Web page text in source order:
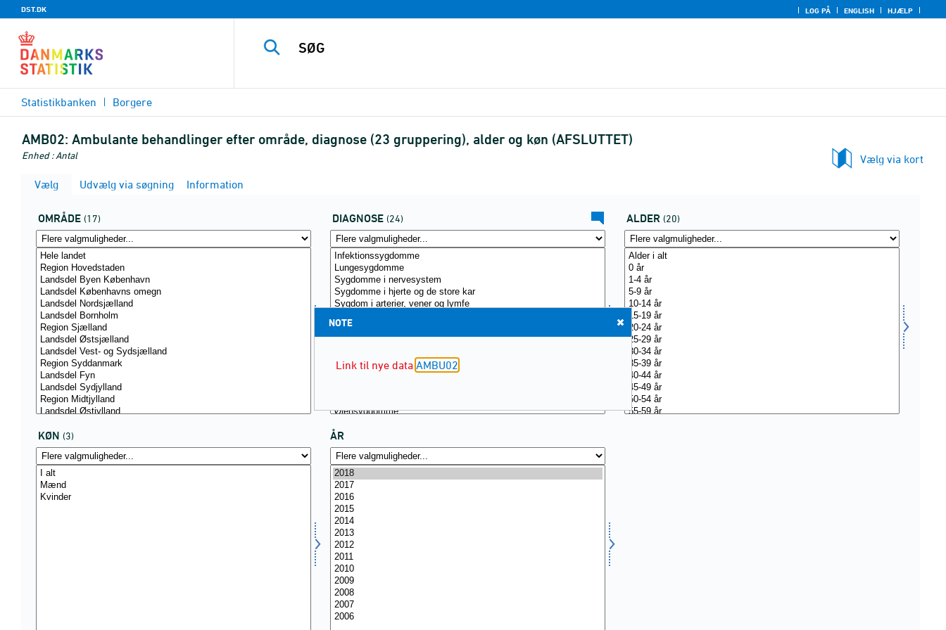
DST.DK LOG PÅ ENGLISH HJÆLP
Statistikbanken Borgere
AMB02: Ambulante behandlinger efter område, diagnose (23 gruppering), alder og køn (AFSLUTTET)
Enhed : Antal
Vælg via kort
Vælg
Udvælg via søgning Information
OMRÅDE (17) DIAGNOSE (24) ALDER (20)
KØN (3) ÅR
NOTE
Link til nye data AMBU02